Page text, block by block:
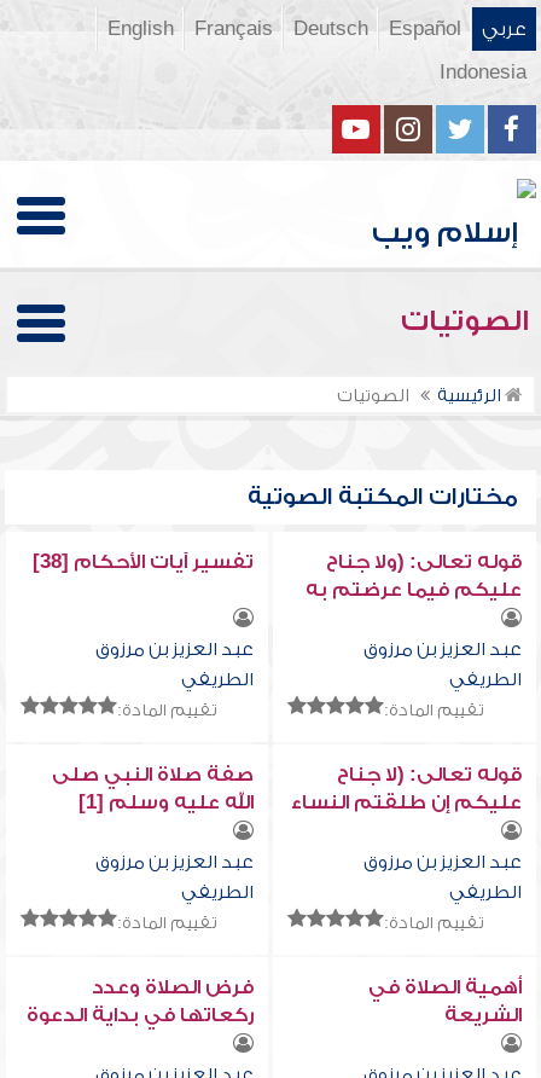
عربي Español
Deutsch
Français
English
Indonesia
الصوتيات
الرئيسية الصوتيات
مختارات المكتبة الصوتية
قوله تعالى: (ولا جناح
عليكم فيما عرضتم به
من خطبة النساء أو
أكننتم في أنفسكم)
عبد العزيز بن مرزوق
الطريفي
تقييم المادة:
تفسير آيات الأحكام [38]
عبد العزيز بن مرزوق
الطريفي
تقييم المادة:
قوله تعالى: (لا جناح
عليكم إن طلقتم النساء
ما لم تمسوهن أو تفرضوا
لهن فريضة...)
عبد العزيز بن مرزوق
الطريفي
تقييم المادة:
صفة صلاة النبي صلى
الله عليه وسلم [1]
عبد العزيز بن مرزوق
الطريفي
تقييم المادة:
أهمية الصلاة في
الشريعة
فرض الصلاة وعدد
ركعاتها في بداية الدعوة
بمكة